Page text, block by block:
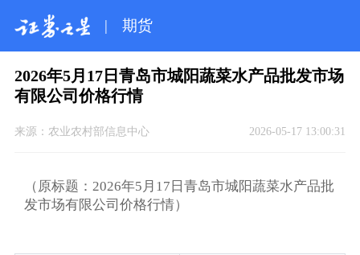
| 期货
2026年5月17日青岛市城阳蔬菜水产品批发市场
有限公司价格行情
来源： 农业农村部信息中心 2026-05-17 13:00:31
（原标题：2026年5月17日青岛市城阳蔬菜水产品批
发市场有限公司价格行情）